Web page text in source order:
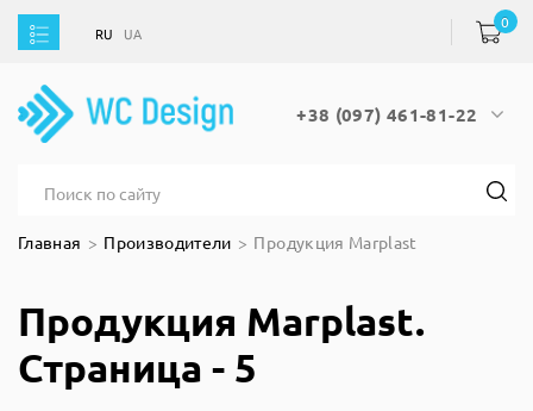
UA
+38 (097) 461-81-22
RU UA
0
Главная Производители Продукция Marplast
Продукция Marplast.
Страница - 5